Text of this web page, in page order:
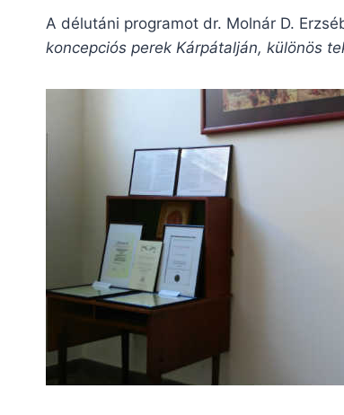
A délutáni programot dr. Molnár D.
koncepciós perek Kárpátalján, különös